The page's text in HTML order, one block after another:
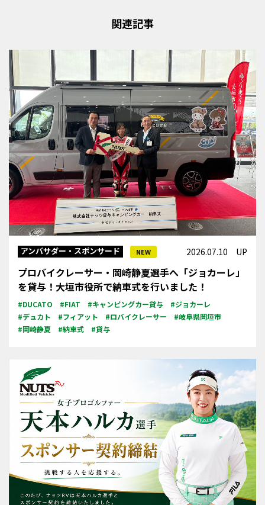
関連記事
アンバサダー・スポンサード NEW 2026.07.10 UP
プロバイクレーサー・岡崎静夏選手へ「ジョカーレ」
を貸与！大垣市役所で納車式を行いました！
#DUCATO #FIAT #キャンピングカー貸与
#ジョカーレ
#デュカト
#フィアット #ロバイクレーサー
#岐阜県岡垣市
#岡崎静夏
#納車式 #貸与